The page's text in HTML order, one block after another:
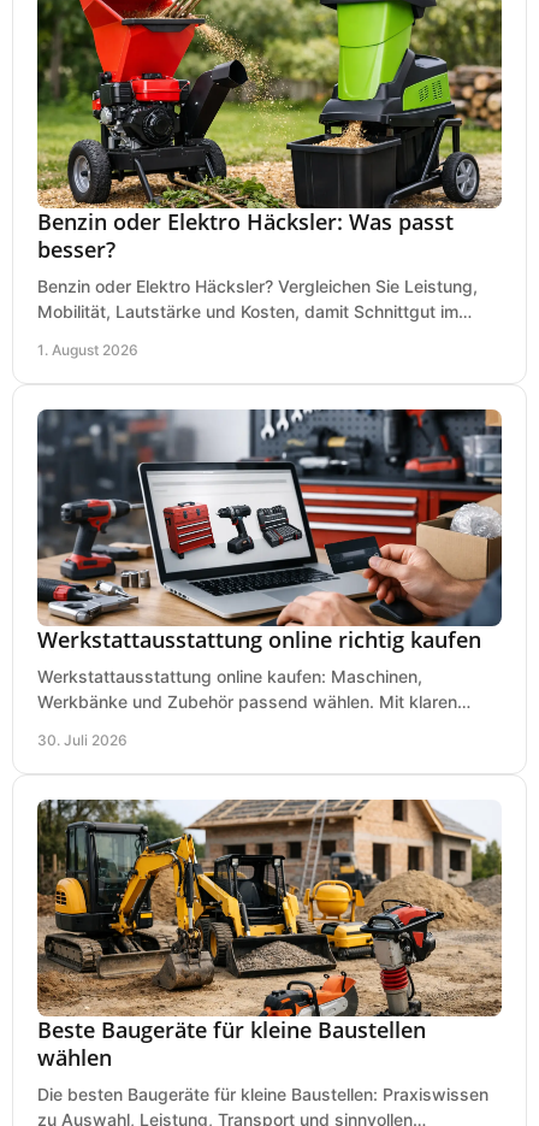
Benzin oder Elektro Häcksler: Was passt
besser?
Benzin oder Elektro Häcksler? Vergleichen Sie Leistung,
Mobilität, Lautstärke und Kosten, damit Schnittgut im
1. August 2026
Werkstattausstattung online richtig kaufen
Werkstattausstattung online kaufen: Maschinen,
Werkbänke und Zubehör passend wählen. Mit klaren
30. Juli 2026
Beste Baugeräte für kleine Baustellen
wählen
Die besten Baugeräte für kleine Baustellen: Praxiswissen
zu Auswahl, Leistung, Transport und sinnvollen